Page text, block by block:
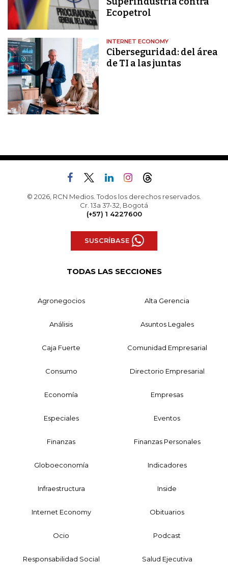
Ecopetrol
INTERNET ECONOMY
Ciberseguridad: del área
de TI a las juntas
© 2026, RCN Medios. Todos los derechos reservados.
Cr. 13a 37-32, Bogotá
(+57) 1 4227600
SUSCRÍBASE
TODAS LAS SECCIONES
Agronegocios Alta Gerencia
Análisis Asuntos Legales
Caja Fuerte Comunidad Empresarial
Consumo Directorio Empresarial
Economía Empresas
Especiales Eventos
Finanzas Finanzas Personales
Globoeconomía Indicadores
Infraestructura Inside
Internet Economy Obituarios
Ocio Podcast
Responsabilidad Social Salud Ejecutiva